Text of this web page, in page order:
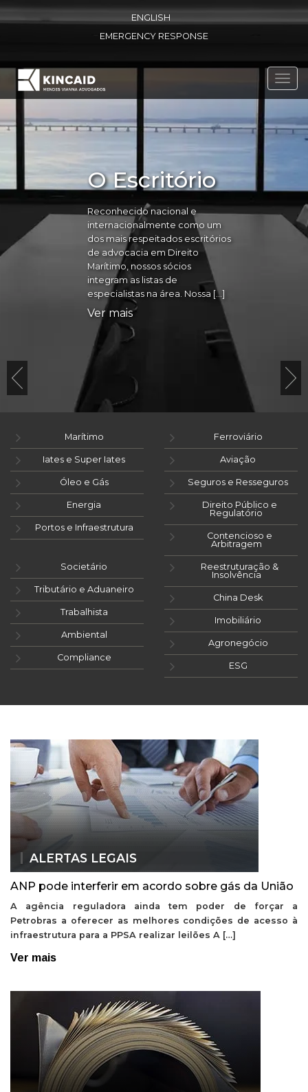
ENGLISH
EMERGENCY RESPONSE
O Escritório
Reconhecido nacional e
internacionalmente como um
dos mais respeitados escritórios
de advocacia em Direito
Marítimo, nossos sócios
integram as listas de
especialistas na área. Nossa […]
Ver mais
Marítimo
Iates e Super Iates
Óleo e Gás
Energia
Portos e Infraestrutura
Ferroviário
Aviação
Seguros e Resseguros
Direito Público e
Regulatório
Contencioso e
Arbitragem
Societário
Tributário e Aduaneiro
Trabalhista
Ambiental
Compliance
Reestruturação &
Insolvência
China Desk
Imobiliário
Agronegócio
ESG
ALERTAS LEGAIS
ANP pode interferir em acordo sobre gás da União
A agência reguladora ainda tem poder de forçar a
Petrobras a oferecer as melhores condições de acesso à
infraestrutura para a PPSA realizar leilões A […]
Ver mais